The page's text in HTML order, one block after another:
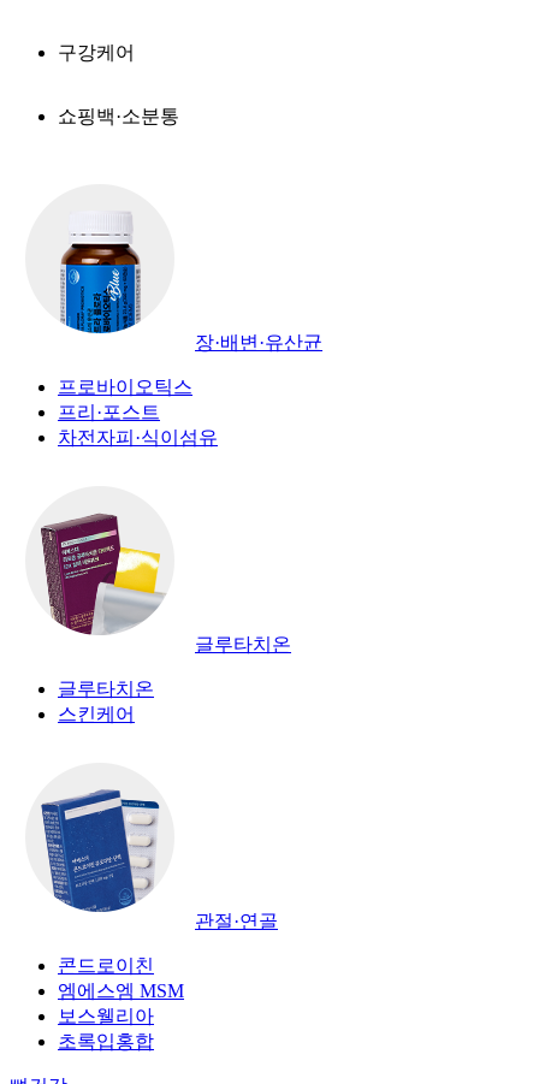
구강케어
쇼핑백·소분통
장·배변·유산균
프로바이오틱스
프리·포스트
차전자피·식이섬유
글루타치온
글루타치온
스킨케어
관절·연골
콘드로이친
엠에스엠 MSM
보스웰리아
초록입홍합